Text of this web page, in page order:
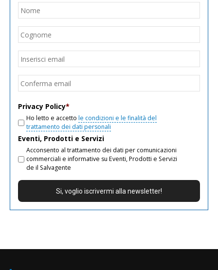
Nome
Email
Privacy Policy*
Ho letto e accetto le condizioni e le finalità del
trattamento dei dati personali
Eventi, Prodotti e Servizi
Acconsento al trattamento dei dati per comunicazioni
commerciali e informative su Eventi, Prodotti e Servizi
de il Salvagente